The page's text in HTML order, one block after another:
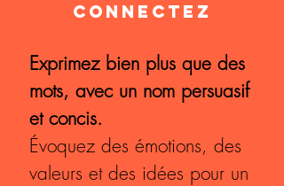
connectez
Exprimez bien plus que des
mots, avec un nom persuasif
et concis.
Évoquez des émotions, des
valeurs et des idées pour un